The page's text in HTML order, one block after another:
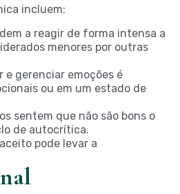
incluem:
a reagir de forma intensa a
menores por outras
gerenciar emoções é
ou em um estado de
sentem que não são bons o
de autocrítica.
pode levar a